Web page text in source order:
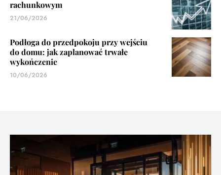
rachunkowym
21/06/2026
Podłoga do przedpokoju przy wejściu
do domu: jak zaplanować trwałe
wykończenie
10/06/2026